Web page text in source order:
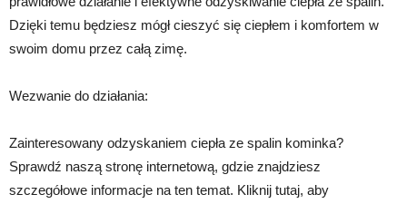
Dzięki temu będziesz mógł cieszyć się ciepłem i komfortem w
swoim domu przez całą zimę.
Wezwanie do działania:
Zainteresowany odzyskaniem ciepła ze spalin kominka?
Sprawdź naszą stronę internetową, gdzie znajdziesz
szczegółowe informacje na ten temat. Kliknij tutaj, aby